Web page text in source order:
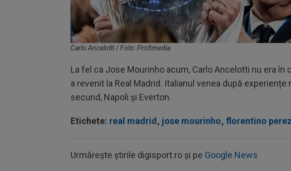
Carlo Ancelotti / Foto: Profimedia
La fel ca Jose Mourinho acum, Carlo Ancelotti nu era în
a revenit la Real Madrid. Italianul venea după
secund, Napoli și Everton.
Etichete: real madrid , jose mourinho, florentino perez
Urmărește știrile digisport.ro și pe Google News